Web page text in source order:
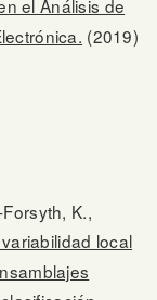
el Análisis de
(2019)
K.,
local